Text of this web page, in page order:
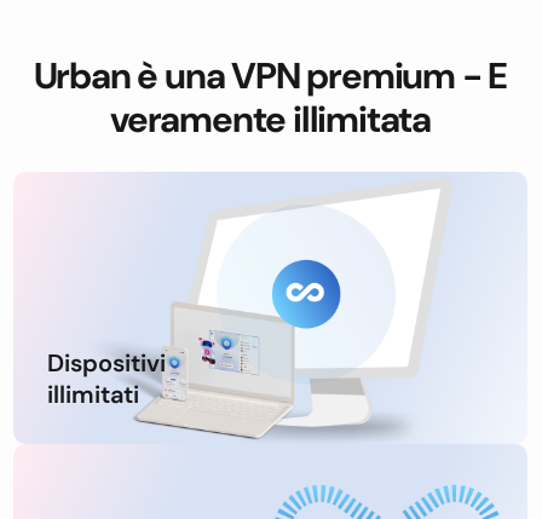
Urban è una VPN premium - E
veramente illimitata
Dispositivi
illimitati